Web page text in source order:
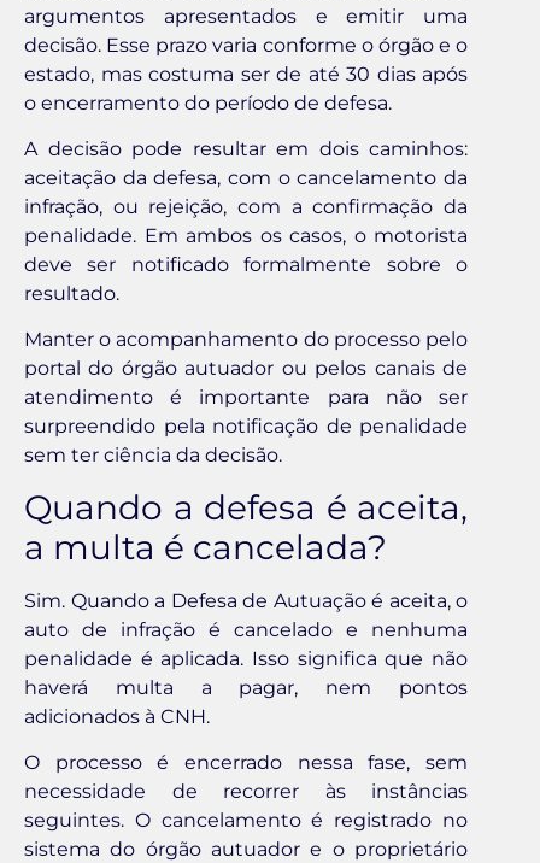
argumentos apresentados e emitir uma
decisão. Esse prazo varia conforme o órgão e o
estado, mas costuma ser de até 30 dias após
o encerramento do período de defesa.
A decisão pode resultar em dois caminhos:
aceitação da defesa, com o cancelamento da
infração, ou rejeição, com a confirmação da
penalidade. Em ambos os casos, o motorista
deve ser notificado formalmente sobre o
resultado.
Manter o acompanhamento do processo pelo
portal do órgão autuador ou pelos canais de
atendimento é importante para não ser
surpreendido pela notificação de penalidade
sem ter ciência da decisão.
Quando a defesa é aceita,
a multa é cancelada?
Sim. Quando a Defesa de Autuação é aceita, o
auto de infração é cancelado e nenhuma
penalidade é aplicada. Isso significa que não
haverá multa a pagar, nem pontos
adicionados à CNH.
O processo é encerrado nessa fase, sem
necessidade de recorrer às instâncias
seguintes. O cancelamento é registrado no
sistema do órgão autuador e o proprietário